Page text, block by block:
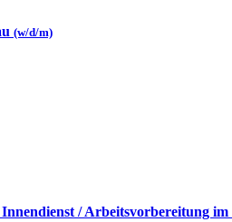
(w/d/m)
/ Arbeitsvorbereitung im